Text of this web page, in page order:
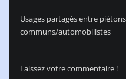
Usages partagés entre
communs/automobilistes
Laissez votre commentaire !